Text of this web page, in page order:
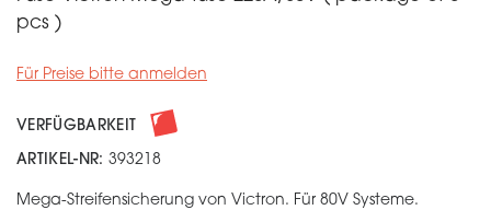
pcs )
Für Preise bitte anmelden
VERFÜGBARKEIT
ARTIKEL-NR: 393218
Mega-Streifensicherung von Victron. Für 80V Systeme.